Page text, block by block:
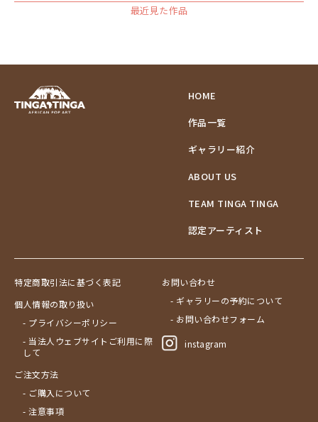
最近見た作品
HOME
作品一覧
ギャラリー紹介
ABOUT US
TEAM TINGA TINGA
認定アーティスト
特定商取引法に基づく表記
個人情報の取り扱い
- プライバシーポリシー
- 当法人ウェブサイトご利用に際
して
ご注文方法
- ご購入について
- 注意事項
お問い合わせ
- ギャラリーの予約について
- お問い合わせフォーム
instagram